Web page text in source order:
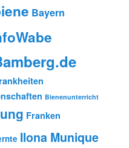
Bayern
Bienenunterricht
Franken
Ilona Munique